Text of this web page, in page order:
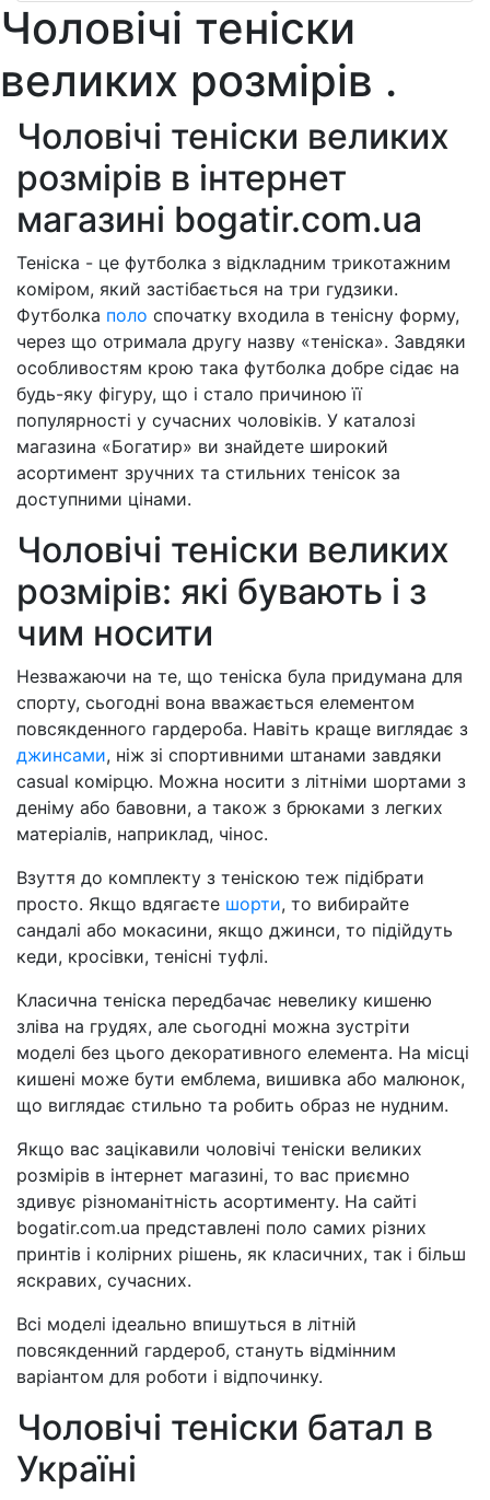
Чоловічі теніски
великих розмірів .
Чоловічі теніски великих
розмірів в інтернет
магазині bogatir.com.ua
Теніска - це футболка з відкладним трикотажним
коміром, який застібається на три гудзики.
Футболка поло спочатку входила в тенісну форму,
через що отримала другу назву «теніска». Завдяки
особливостям крою така футболка добре сідає на
будь-яку фігуру, що і стало причиною її
популярності у сучасних чоловіків. У каталозі
магазина «Богатир» ви знайдете широкий
асортимент зручних та стильних тенісок за
доступними цінами.
Чоловічі теніски великих
розмірів: які бувають і з
чим носити
Незважаючи на те, що теніска була придумана для
спорту, сьогодні вона вважається елементом
повсякденного гардероба. Навіть краще виглядає з
джинсами, ніж зі спортивними штанами завдяки
casual комірцю. Можна носити з літніми шортами з
деніму або бавовни, а також з брюками з легких
матеріалів, наприклад, чінос.
Взуття до комплекту з теніскою теж підібрати
просто. Якщо вдягаєте шорти, то вибирайте
сандалі або мокасини, якщо джинси, то підійдуть
кеди, кросівки, тенісні туфлі.
Класична теніска передбачає невелику кишеню
зліва на грудях, але сьогодні можна зустріти
моделі без цього декоративного елемента. На місці
кишені може бути емблема, вишивка або малюнок,
що виглядає стильно та робить образ не нудним.
Якщо вас зацікавили чоловічі теніски великих
розмірів в інтернет магазині, то вас приємно
здивує різноманітність асортименту. На сайті
bogatir.com.ua представлені поло самих різних
принтів і колірних рішень, як класичних, так і більш
яскравих, сучасних.
Всі моделі ідеально впишуться в літній
повсякденний гардероб, стануть відмінним
варіантом для роботи і відпочинку.
Чоловічі теніски батал в
Україні